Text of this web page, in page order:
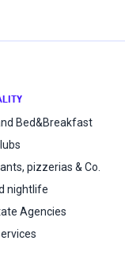
Bed&Breakfast
pizzerias & Co.
nightlife
Agencies